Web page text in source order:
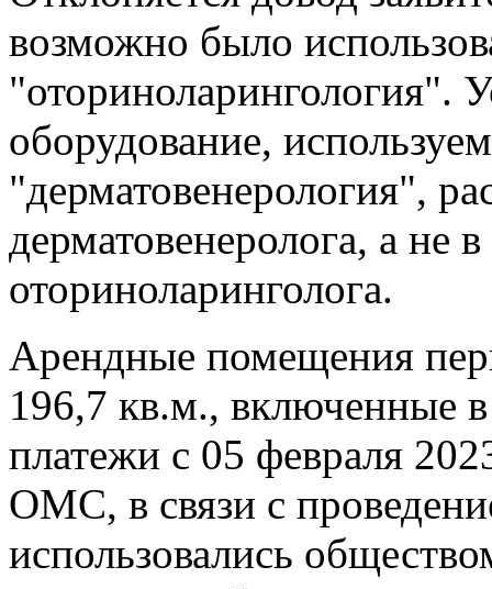
возможно было
"оториноларингология".
оборудование,
"дерматовенерология",
дерматовенеролога, а не
оториноларинголога.
Арендные помещения
196,7 кв.м., включенные
платежи с 05 февраля
ОМС, в связи с
использовались